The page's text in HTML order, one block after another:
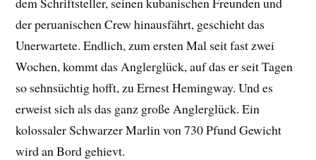
der peruanischen Crew hinausfährt, geschieht das
Unerwartete. Endlich, zum ersten Mal seit fast zwei
Wochen, kommt das Anglerglück, auf das er seit Tagen
so sehnsüchtig hofft, zu Ernest Hemingway. Und es
erweist sich als das ganz große Anglerglück. Ein
kolossaler Schwarzer Marlin von 730 Pfund Gewicht
wird an Bord gehievt.